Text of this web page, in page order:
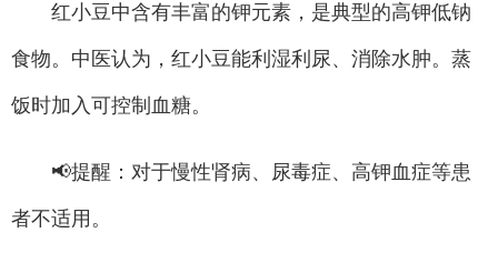
红小豆中含有丰富的钾元素，是典型的高钾低钠
食物。中医认为，红小豆能利湿利尿、消除水肿。蒸
饭时加入可控制血糖。
📢提醒：对于慢性肾病、尿毒症、高钾血症等患
者不适用。